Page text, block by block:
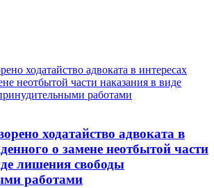
ходатайство адвоката в
о замене неотбытой части
лишения свободы
работами